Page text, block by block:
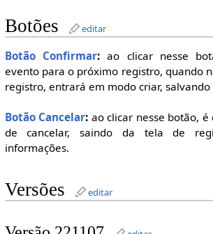
Botões editar
Botão Confirmar: ao clicar nesse
evento para o próximo registro, quando
registro, entrará em modo criar,
Botão Cancelar: ao clicar nesse botão,
de cancelar, saindo da tela de
informações.
Versões editar